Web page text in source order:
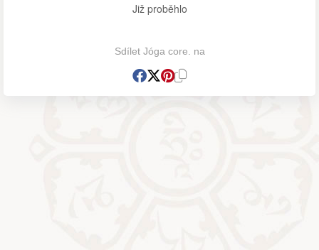
Již proběhlo
Sdílet Jóga core. na